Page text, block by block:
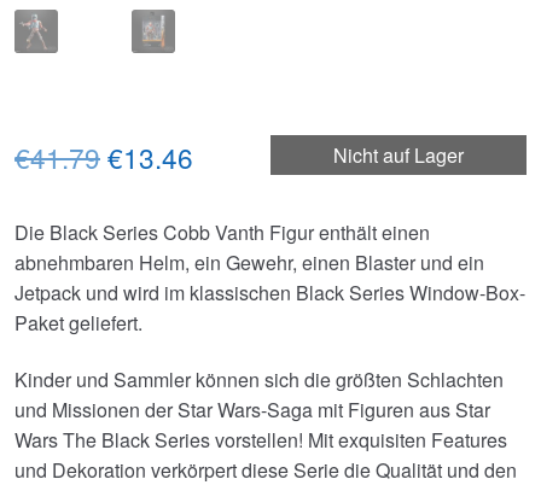
Nicht auf Lager
€41.79Ursprünglicher
war:
€41.79
€13.46
ist:
€13.46.
Die Black Series Cobb Vanth Figur enthält einen
abnehmbaren Helm, ein Gewehr, einen Blaster und ein
Jetpack und wird im klassischen Black Series Window-Box-
Paket geliefert.
Kinder und Sammler können sich die größten Schlachten
und Missionen der Star Wars-Saga mit Figuren aus Star
Wars The Black Series vorstellen! Mit exquisiten Features
und Dekoration verkörpert diese Serie die Qualität und den